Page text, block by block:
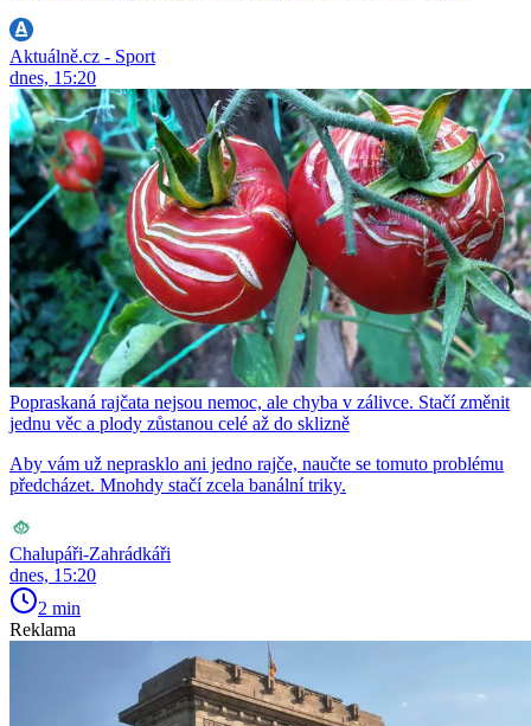
Aktuálně.cz - Sport
dnes, 15:20
Popraskaná rajčata nejsou nemoc, ale chyba v zálivce. Stačí změnit
jednu věc a plody zůstanou celé až do sklizně
Aby vám už neprasklo ani jedno rajče, naučte se tomuto problému
předcházet. Mnohdy stačí zcela banální triky.
Chalupáři-Zahrádkáři
dnes, 15:20
2 min
Reklama